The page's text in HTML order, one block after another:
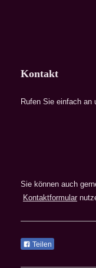
Kontakt
Rufen Sie einfach an
Sie können auch
Kontaktformular
Teilen